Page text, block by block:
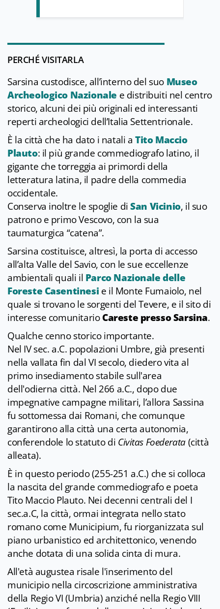
PERCHÉ VISITARLA
Sarsina custodisce, all’interno del suo Museo
Archeologico Nazionale e distribuiti nel centro
storico, alcuni dei più originali ed interessanti
reperti archeologici dell’Italia Settentrionale.
È la città che ha dato i natali aTito Maccio
Plauto: il più grande commediografo latino, il
gigante che torreggia ai primordi della
letteratura latina, il padre della commedia
occidentale.
Conserva inoltre le spoglie diSan Vicinio, il suo
patrono e primo Vescovo, con la sua
taumaturgica “catena”.
Sarsina costituisce, altresì, la porta di accesso
all’alta Valle del Savio, con le sue eccellenze
ambientali quali il Parco Nazionale delle
Foreste Casentinesi e il Monte Fumaiolo, nel
quale si trovano le sorgenti del Tevere, e il sito di
interesse comunitarioCareste presso Sarsina.
Qualche cenno storico importante.
Nel IV sec. a.C. popolazioni Umbre, già presenti
nella vallata fin dal VI secolo, diedero vita al
primo insediamento stabile sull'area
dell'odierna città. Nel 266 a.C., dopo due
impegnative campagne militari, l’allora Sassina
fu sottomessa dai Romani, che comunque
garantirono alla città una certa autonomia,
conferendole lo statuto di Civitas Foederata(città
alleata).
È in questo periodo (255-251 a.C.) che si colloca
la nascita del grande commediografo e poeta
Tito Maccio Plauto. Nei decenni centrali del I
sec.a.C, la città, ormai integrata nello stato
romano come Municipium, fu riorganizzata sul
piano urbanistico ed architettonico, venendo
anche dotata di una solida cinta di mura.
All'età augustea risale l'inserimento del
municipio nella circoscrizione amministrativa
della Regio VI (Umbria) anziché nella Regio VIII